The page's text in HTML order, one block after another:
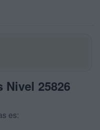
Nivel 25826
es: